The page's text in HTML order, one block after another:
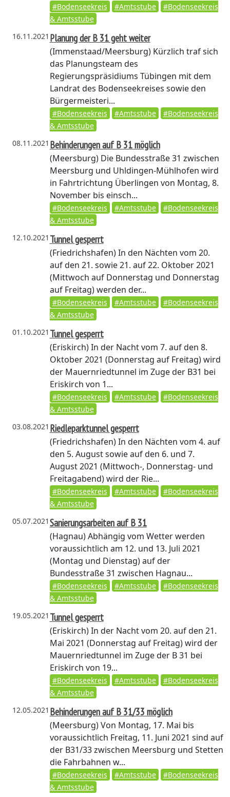
#Bodenseekreis #Amtsstube
#Bodenseekreis
& Amtsstube
16.11.2021 Planung der B 31 geht weiter
(Immenstaad/Meersburg)Kürzlich traf sich
das Planungsteam des
Regierungspräsidiums Tübingen mit dem
Landrat des Bodenseekreises sowie den
Bürgermeisteri...
#Bodenseekreis #Amtsstube
#Bodenseekreis
& Amtsstube
08.11.2021 Behinderungen auf B 31 möglich
(Meersburg)Die Bundesstraße 31 zwischen
Meersburg und Uhldingen-Mühlhofen wird
in Fahrtrichtung Überlingen von Montag, 8.
November bis einsch...
#Bodenseekreis #Amtsstube
#Bodenseekreis
& Amtsstube
12.10.2021 Tunnel gesperrt
(Friedrichshafen)In den Nächten vom 20.
auf den 21. sowie 21. auf 22. Oktober 2021
(Mittwoch auf Donnerstag und Donnerstag
auf Freitag) werden der...
#Bodenseekreis #Amtsstube
#Bodenseekreis
& Amtsstube
01.10.2021 Tunnel gesperrt
(Eriskirch)In der Nacht vom 7. auf den 8.
Oktober 2021 (Donnerstag auf Freitag) wird
der Mauernriedtunnel im Zuge der B31 bei
Eriskirch von 1...
#Bodenseekreis #Amtsstube
#Bodenseekreis
& Amtsstube
03.08.2021 Riedleparktunnel gesperrt
(Friedrichshafen)In den Nächten vom 4. auf
den 5. August sowie auf den 6. und 7.
August 2021 (Mittwoch-, Donnerstag- und
Freitagabend) wird der Rie...
#Bodenseekreis #Amtsstube
#Bodenseekreis
& Amtsstube
05.07.2021 Sanierungsarbeiten auf B 31
(Hagnau)Abhängig vom Wetter werden
voraussichtlich am 12. und 13. Juli 2021
(Montag und Dienstag) auf der
Bundesstraße 31 zwischen Hagnau...
#Bodenseekreis #Amtsstube
#Bodenseekreis
& Amtsstube
19.05.2021 Tunnel gesperrt
(Eriskirch)In der Nacht vom 20. auf den 21.
Mai 2021 (Donnerstag auf Freitag) wird der
Mauernriedtunnel im Zuge der B 31 bei
Eriskirch von 19...
#Bodenseekreis #Amtsstube
#Bodenseekreis
& Amtsstube
12.05.2021 Behinderungen auf B 31/33 möglich
(Meersburg)Von Montag, 17. Mai bis
voraussichtlich Freitag, 11. Juni 2021 sind auf
der B31/33 zwischen Meersburg und Stetten
die Fahrbahnen w...
#Bodenseekreis #Amtsstube
#Bodenseekreis
& Amtsstube